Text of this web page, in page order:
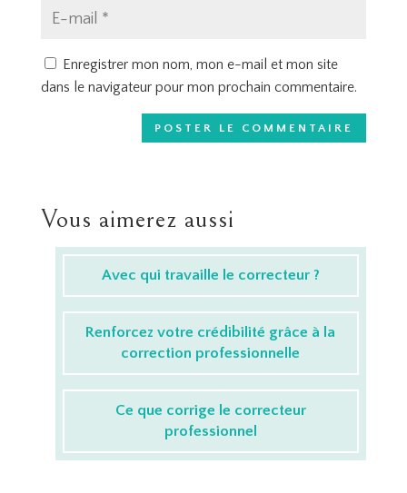
Enregistrer mon nom, mon e-mail et mon site
dans le navigateur pour mon prochain commentaire.
Vous aimerez aussi
Avec qui travaille le correcteur ?
Renforcez votre crédibilité grâce à la
correction professionnelle
Ce que corrige le correcteur
professionnel